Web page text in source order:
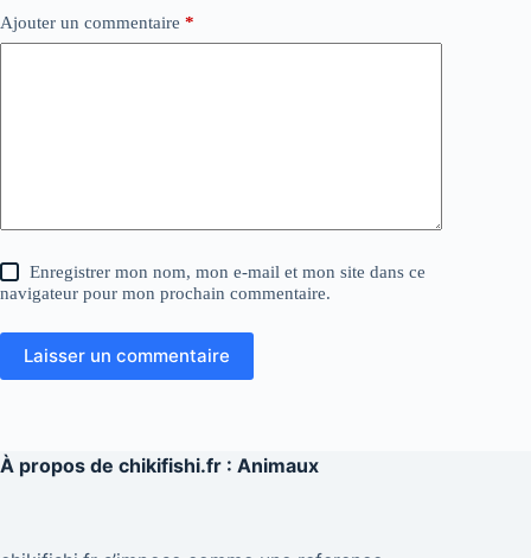
Ajouter un commentaire *
Enregistrer mon nom, mon e-mail et mon site dans ce
navigateur pour mon prochain commentaire.
Laisser un commentaire
À propos de chikifishi.fr : Animaux